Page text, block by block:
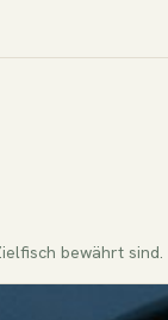
bewährt sind.